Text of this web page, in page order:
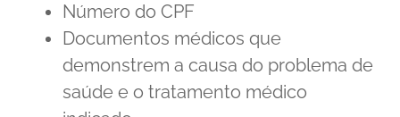
Número do CPF
Documentos médicos que
demonstrem a causa do problema de
saúde e o tratamento médico